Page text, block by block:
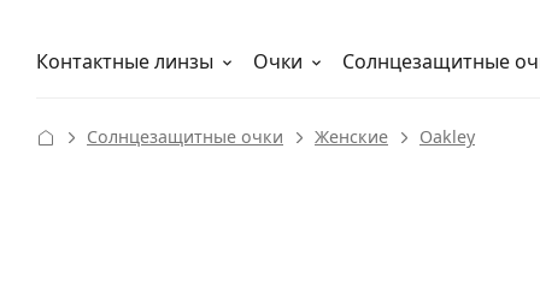
Контактные линзы
Растворы Очки Солнцезащитные
Как заказать
Солнцезащитные очки Женские Oakley